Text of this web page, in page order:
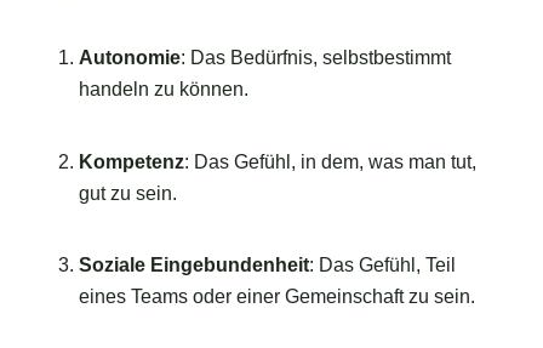
Autonomie: Das Bedürfnis, selbstbestimmt
handeln zu können.
Kompetenz: Das Gefühl, in dem, was man tut,
gut zu sein.
Soziale Eingebundenheit: Das Gefühl, Teil
eines Teams oder einer Gemeinschaft zu sein.